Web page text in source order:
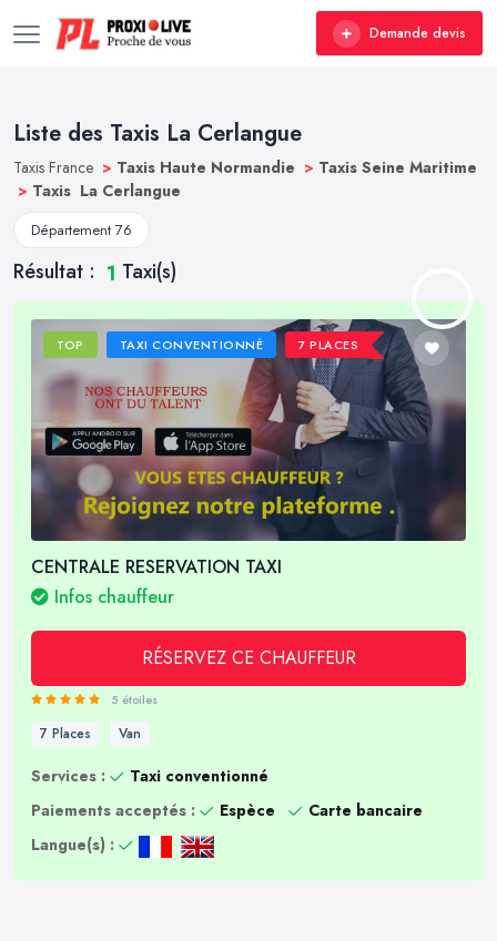
Demande devis
Liste des Taxis La Cerlangue
Taxis France > Taxis Haute Normandie > Taxis Seine Maritime
> Taxis La Cerlangue
Département 76
Résultat : 1 Taxi(s)
TOP TAXI CONVENTIONNÉ 7 PLACES
CENTRALE RESERVATION TAXI
Infos chauffeur
RÉSERVEZ CE CHAUFFEUR
5 étoiles
7 Places Van
Services :
Taxi conventionné
Paiements acceptés :
Espèce
Carte bancaire
Langue(s) :